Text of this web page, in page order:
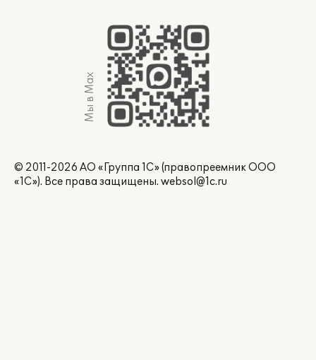
Мы в Max
© 2011-2026 АО «Группа 1С» (правопреемник ООО
«1С»). Все права защищены. websol@1c.ru